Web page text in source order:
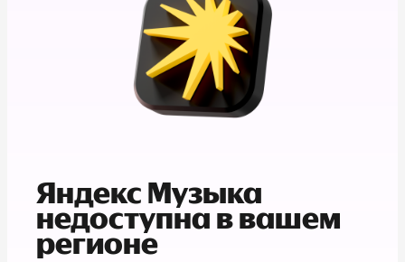
Яндекс Музыка
недоступна в вашем
регионе